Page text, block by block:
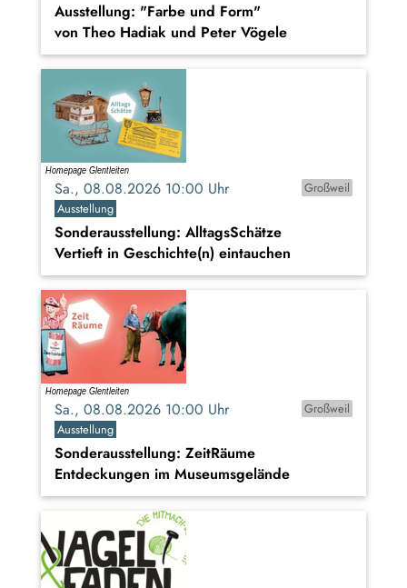
Ausstellung: "Farbe und Form"
von Theo Hadiak und Peter Vögele
Sa., 08.08.2026 10:00 Uhr
Großweil
Ausstellung
Sonderausstellung: AlltagsSchätze
Vertieft in Geschichte(n) eintauchen
Sa., 08.08.2026 10:00 Uhr
Großweil
Ausstellung
Sonderausstellung: ZeitRäume
Entdeckungen im Museumsgelände